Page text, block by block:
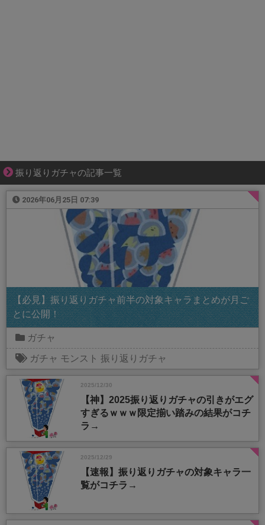
振り返りガチャの記事一覧
2026年06月25日 07:39
【必見】振り返りガチャ前半の対象キャラまとめが月ご
とに公開！
ガチャ
ガチャ モンスト 振り返りガチャ
2025/12/30
【神】2025振り返りガチャの引きがエグ
すぎるｗｗｗ限定揃い踏みの結果がコチ
ラ→
2025/12/29
【速報】振り返りガチャの対象キャラ一
覧がコチラ→